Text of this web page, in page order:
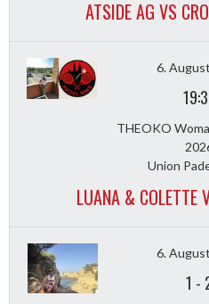
ATSIDE AG VS
6.
THEOKO
Union
LUANA & COLETTE
6.
1 -